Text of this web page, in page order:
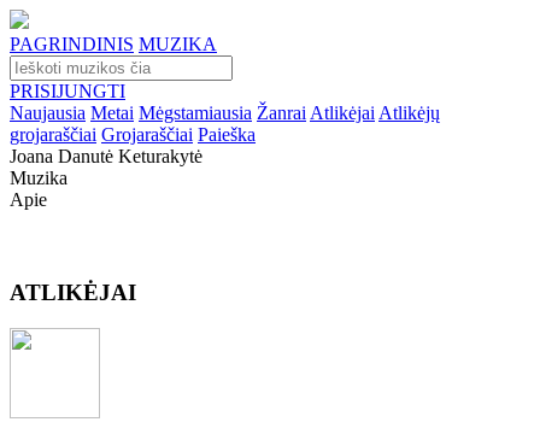
PAGRINDINIS MUZIKA
PRISIJUNGTI
Naujausia Metai Mėgstamiausia Žanrai Atlikėjai Atlikėjų
grojaraščiai Grojaraščiai Paieška
Joana Danutė Keturakytė
Muzika
Apie
ATLIKĖJAI